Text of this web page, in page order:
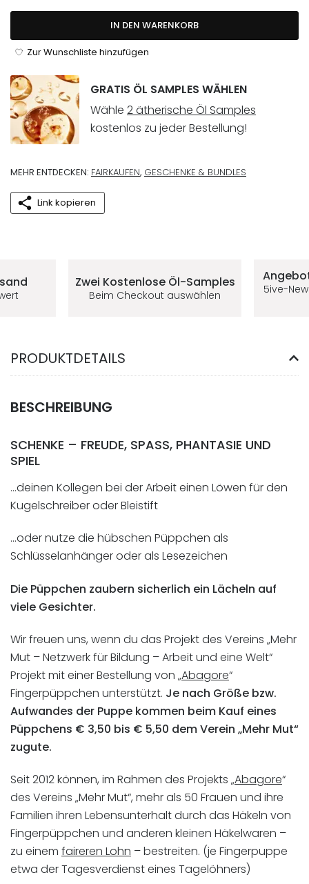
IN DEN WARENKORB
Zur Wunschliste hinzufügen
GRATIS ÖL SAMPLES WÄHLEN
Wähle 2 ätherische Öl Samples
kostenlos zu jeder Bestellung!
MEHR ENTDECKEN: FAIRKAUFEN, GESCHENKE & BUNDLES
Link kopieren
Zwei Kostenlose Öl-Samples
Beim Checkout auswählen 5ive-
PRODUKTDETAILS
BESCHREIBUNG
SCHENKE – FREUDE, SPASS, PHANTASIE UND S
PIEL
…deinen Kollegen bei der Arbeit einen Löwen für den
Kugelschreiber oder Bleistift
…oder nutze die hübschen Püppchen als
Schlüsselanhänger oder als Lesezeichen
Die Püppchen zaubern sicherlich ein Lächeln auf
viele Gesichter.
Wir freuen uns, wenn du das Projekt des Vereins „Mehr
Mut – Netzwerk für Bildung – Arbeit und eine Welt“
Projekt mit einer Bestellung von „Abagore“
Fingerpüppchen unterstützt. Je nach Größe bzw.
Aufwandes der Puppe kommen beim Kauf eines
Püppchens € 3,50 bis € 5,50 dem Verein „Mehr Mut“
zugute.
Seit 2012 können, im Rahmen des Projekts „Abagore“
des Vereins „Mehr Mut“, mehr als 50 Frauen und ihre
Familien ihren Lebensunterhalt durch das Häkeln von
Fingerpüppchen und anderen kleinen Häkelwaren –
zu einem faireren Lohn – bestreiten. (je Fingerpuppe
etwa der Tagesverdienst eines Tagelöhners)